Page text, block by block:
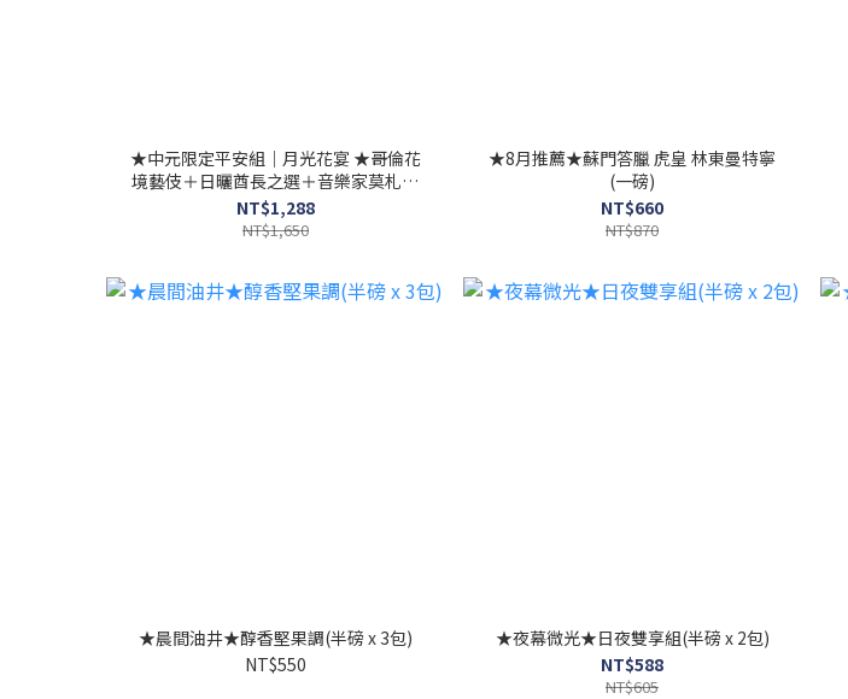
★中元限定平安組｜月光花宴 ★哥倫花
境藝伎＋日曬酋長之選＋音樂家莫札特
＋耶加香水檸檬
NT$1,288
NT$1,650
★8月推薦★蘇門答臘 虎皇 林東曼特寧
(一磅)
NT$660
NT$870
★晨間油井★醇香堅果調(半磅 x 3包)
NT$550
★夜幕微光★日夜雙享組(半磅 x 2包)
NT$588
NT$605